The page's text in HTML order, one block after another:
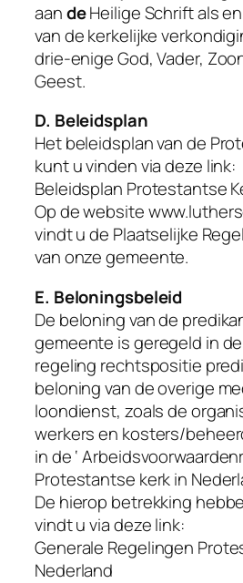
aandeHeilige Schrift als
van de kerkelijke
drie-enige God, Vader,
Geest.
D. Beleidsplan
Het beleidsplan van de
kunt u vinden via deze link:
Beleidsplan Protestantse
Op de website
vindt u de Plaatselijke
van onze gemeente.
E. Beloningsbeleid
De beloning van de
gemeente is geregeld in de
regeling rechtspositie
beloning van de overige
loondienst, zoals de
werkers en kosters/
in de ‘
Protestantse kerk in
De hierop betrekking
vindt u via deze link:
Generale Regelingen
Nederland